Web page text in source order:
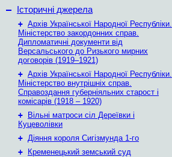
– Історичні джерела
+ Архів Української Народної Республіки.
Міністерство закордонних справ.
Дипломатичні документи від
Версальського до Ризького мирних
договорів (1919–1921)
+ Архів Української Народної Республіки.
Міністерство внутрішніх справ.
Справоздання губерніяльних старост і
комісарів (1918 – 1920)
+
Вільні матроси сіл Дереївки і
Куцеволівки
+ Діяння короля Сигізмунда 1-го
+
Кременецький земський суд